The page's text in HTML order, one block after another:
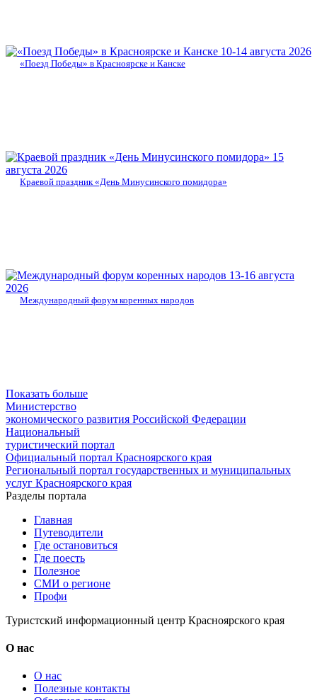
10-14 августа 2026
«Поезд Победы» в Красноярске и Канске
15
августа 2026
Краевой праздник «День Минусинского помидора»
13-16 августа
2026
Международный форум коренных народов
Показать больше
Министерство
экономического развития Российской Федерации
Национальный
туристический портал
Официальный портал Красноярского края
Региональный портал государственных и муниципальных
услуг Красноярского края
Разделы портала
Главная
Путеводители
Где остановиться
Где поесть
Полезное
СМИ о регионе
Профи
Туристский информационный центр Красноярского края
О нас
О нас
Полезные контакты